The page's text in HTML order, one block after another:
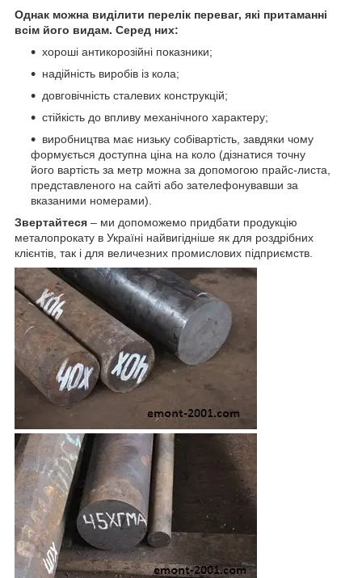
Однак можна виділити перелік переваг, які притаманні
всім його видам. Серед них:
хороші антикорозійні показники;
надійність виробів із кола;
довговічність сталевих конструкцій;
стійкість до впливу механічного характеру;
виробництва має низьку собівартість, завдяки чому
формується доступна ціна на коло (дізнатися точну
його вартість за метр можна за допомогою прайс-листа,
представленого на сайті або зателефонувавши за
вказаними номерами).
Звертайтеся – ми допоможемо придбати продукцію
металопрокату в Україні найвигідніше як для роздрібних
клієнтів, так і для величезних промислових підприємств.